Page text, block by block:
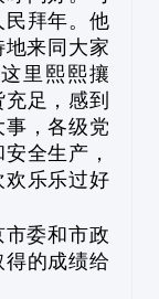
拜年。他
来同大家
里熙熙攘
足，感到
，各级党
全生产，
乐乐过好
委和市政
的成绩给